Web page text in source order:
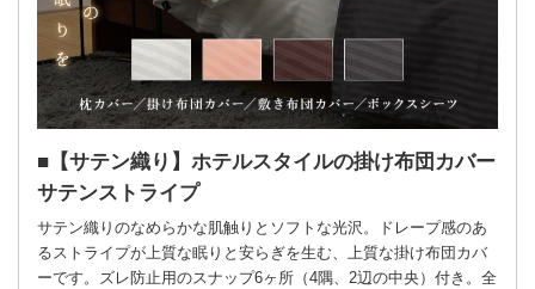
【サテン織り】ホテルスタイルの掛け布団カバー
サテンストライプ
サテン織りのなめらかな肌触りとソフトな光沢。ドレープ感のあ
るストライプが上質な眠りと安らぎを生む、上質な掛け布団カバ
ーです。ズレ防止用のスナップ6ヶ所（4隅、2辺の中央）付き。全